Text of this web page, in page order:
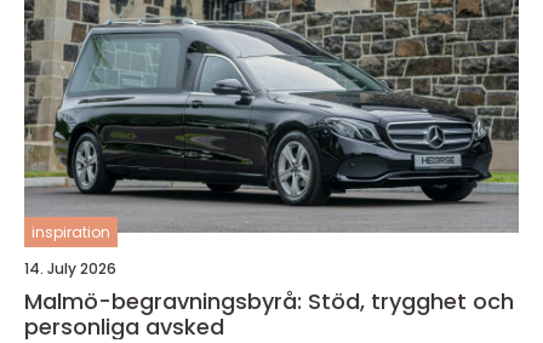
inspiration
14. July 2026
Malmö-begravningsbyrå: Stöd, trygghet och
personliga avsked